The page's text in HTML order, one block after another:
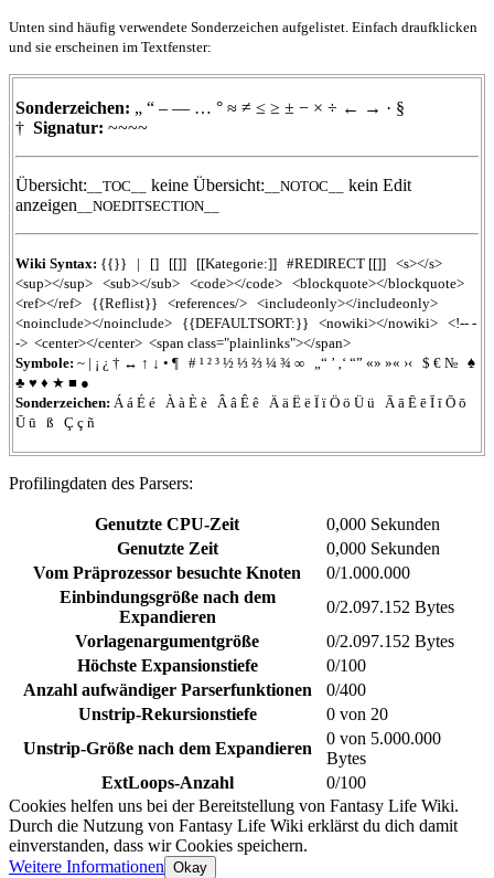
Unten sind häufig verwendete Sonderzeichen aufgelistet. Einfach draufklicken
und sie erscheinen im Textfenster:
Sonderzeichen: „ “ – — … ° ≈ ≠ ≤ ≥ ± − × ÷ ← → · §
† Signatur: ~~~~
Übersicht: __TOC__ keine Übersicht: __NOTOC__
kein Edit
anzeigen __NOEDITSECTION__
Wiki Syntax: {{}} | [] [[]] [[Kategorie:]] #REDIRECT [[]] <s></s>
<sup></sup> <sub></sub> <code></code> <blockquote></blockquote>
<ref></ref>
{{Reflist}} <references/> <includeonly></includeonly>
<noinclude></noinclude>
{{DEFAULTSORT:}} <nowiki></nowiki> <!-- -
-> <center></center> <span class="plainlinks"></span>
Symbole: ~ | ¡ ¿ † ↔ ↑ ↓ • ¶ # ¹ ² ³ ½ ⅓ ⅔ ¼ ¾ ∞ „“ ’ ‚‘ “” «» »« ›‹ $ € № ♠
♣ ♥ ♦ ★ ■ ●
Sonderzeichen: Á á É é À à È è Â â Ê ê Ä ä Ë ë Ï ï Ö ö Ü ü Ā ā Ē ē Ī ī Ō ō
Ū ū ß Ç ç ñ
Profilingdaten des Parsers:
Genutzte CPU-Zeit
0,000 Sekunden
Genutzte Zeit
0,000 Sekunden
Vom Präprozessor besuchte Knoten
0/1.000.000
Einbindungsgröße nach dem
Expandieren
0/2.097.152 Bytes
Vorlagenargumentgröße
0/2.097.152 Bytes
Höchste Expansionstiefe
0/100
Anzahl aufwändiger Parserfunktionen
0/400
Unstrip-Rekursionstiefe
0 von 20
Unstrip-Größe nach dem Expandieren
0 von 5.000.000
Bytes
ExtLoops-Anzahl
0/100
Cookies helfen uns bei der Bereitstellung von Fantasy Life Wiki.
Durch die Nutzung von Fantasy Life Wiki erklärst du dich damit
einverstanden, dass wir Cookies speichern.
Weitere Informationen Okay